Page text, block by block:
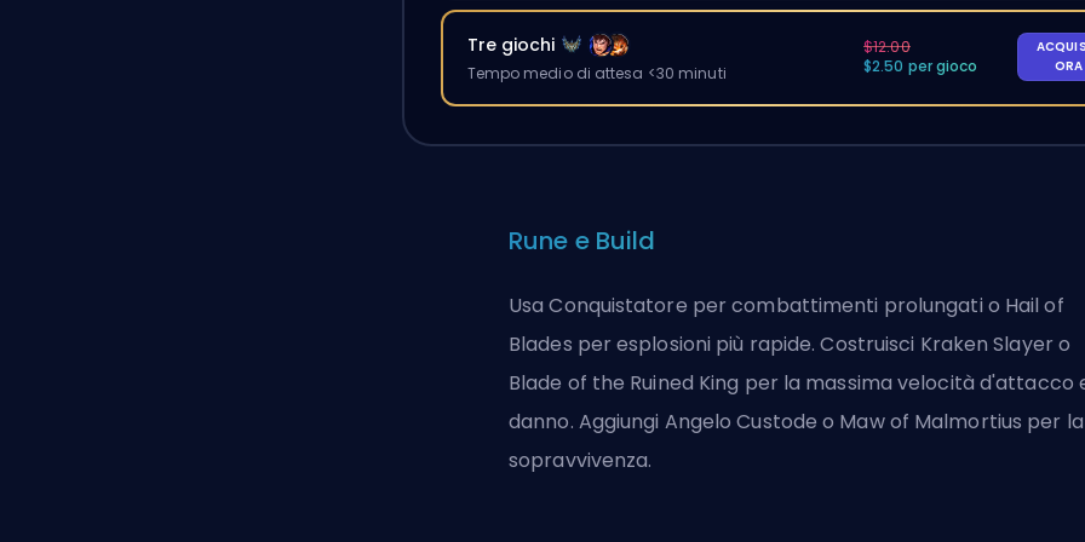
Tre giochi
Tempo medio di attesa <30 minuti
$12.00
$2.50 per gioco
ORA
Rune e Build
Usa Conquistatore per combattimenti prolungati o Hail of
Blades per esplosioni più rapide. Costruisci Kraken Slayer o
Blade of the Ruined King per la massima velocità d'attacco
danno. Aggiungi Angelo Custode o Maw of Malmortius per la
sopravvivenza.